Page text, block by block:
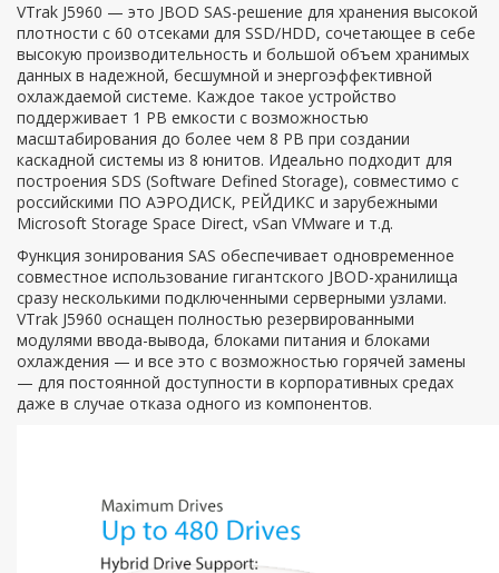
VTrak J5960 — это JBOD SAS-решение для хранения высокой
плотности c 60 отсеками для SSD/HDD, сочетающее в себе
высокую производительность и большой объем хранимых
данных в надежной, бесшумной и энергоэффективной
охлаждаемой системе. Каждое такое устройство
поддерживает 1 PB емкости с возможностью
масштабирования до более чем 8 PB при создании
каскадной системы из 8 юнитов. Идеально подходит для
построения SDS (Software Defined Storage), совместимо с
российскими ПО АЭРОДИСК, РЕЙДИКС и зарубежными
Microsoft Storage Space Direct, vSan VMware и т.д.
Функция зонирования SAS обеспечивает одновременное
совместное использование гигантского JBOD-хранилища
сразу несколькими подключенными серверными узлами.
VTrak J5960 оснащен полностью резервированными
модулями ввода-вывода, блоками питания и блоками
охлаждения — и все это с возможностью горячей замены
— для постоянной доступности в корпоративных средах
даже в случае отказа одного из компонентов.